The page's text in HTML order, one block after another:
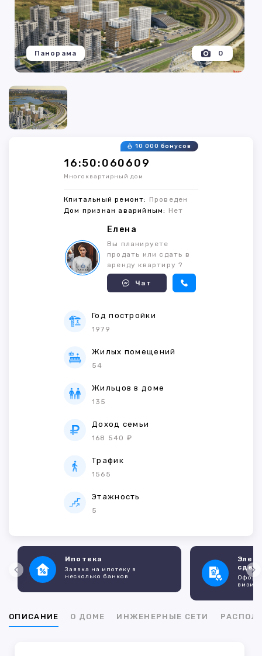
0
Панорама
16:50:060609
10 000 бонусов
Многоквартирный дом
Кпитальный ремонт: Проведен
Дом признан аварийным: Нет
Елена
Вы планируете
продать или сдать в
аренду квартиру ?
Чат
Год постройки
1979
Жилых помещений
54
Жильцов в доме
135
Доход семьи
168 540 ₽
Трафик
1565
Этажность
5
Ипотека
Заявка на ипотеку в
несколько банков
ОПИСАНИЕ О ДОМЕ ИНЖЕНЕРНЫЕ СЕТИ